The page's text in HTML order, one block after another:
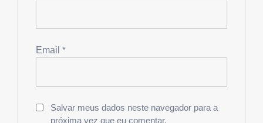
Email *
Salvar meus dados neste navegador para a
próxima vez que eu comentar.